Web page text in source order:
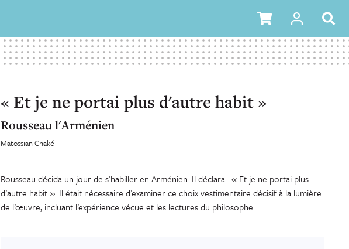
« Et je ne portai plus d'autre habit »
Rousseau l'Arménien
Matossian Chaké
Rousseau décida un jour de s’habiller en Arménien. Il déclara : « Et je ne portai plus
d’autre habit ». Il était nécessaire d’examiner ce choix vestimentaire décisif à la lumière
de l’œuvre, incluant l’expérience vécue et les lectures du philosophe...